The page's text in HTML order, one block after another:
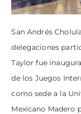
San Andrés
delegaciones
Taylor fue
de los Juegos
como sede a la
Mexicano Madero